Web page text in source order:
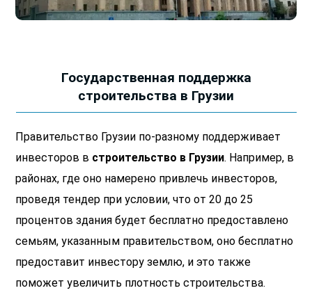
Государственная поддержка
строительства в Грузии
Правительство Грузии по-разному поддерживает
инвесторов в строительство в Грузии. Например, в
районах, где оно намерено привлечь инвесторов,
проведя тендер при условии, что от 20 до 25
процентов здания будет бесплатно предоставлено
семьям, указанным правительством, оно бесплатно
предоставит инвестору землю, и это также
поможет увеличить плотность строительства.